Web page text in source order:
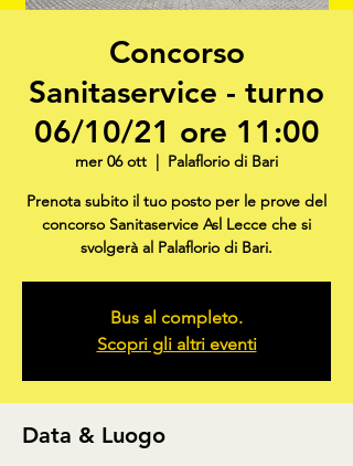
Concorso
Sanitaservice - turno
06/10/21 ore 11:00
mer 06 ott
  |
Palaflorio di Bari
Prenota subito il tuo posto per le prove del
concorso Sanitaservice Asl Lecce che si
svolgerà al Palaflorio di Bari.
Bus al completo.
Scopri gli altri eventi
Data & Luogo